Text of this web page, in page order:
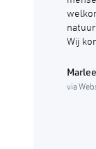
Wij
via